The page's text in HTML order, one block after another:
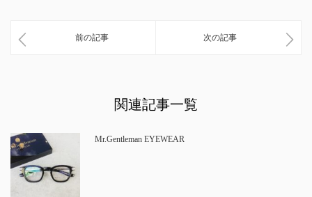
前の記事 次の記事
関連記事一覧
Mr.Gentleman EYEWEAR